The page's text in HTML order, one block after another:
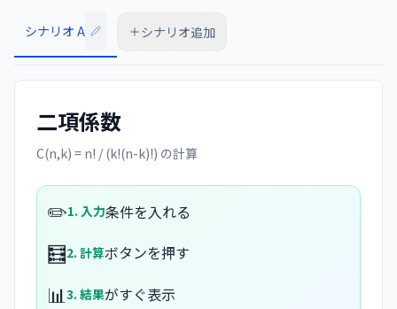
シナリオ A シナリオ追加
二項係数
C(n,k) = n! / (k!(n-k)!) の計算
✏️1. 入力条件を入れる
🧮2. 計算ボタンを押す
📊3. 結果がすぐ表示